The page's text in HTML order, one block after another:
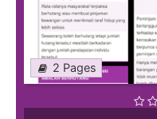
2 Pages